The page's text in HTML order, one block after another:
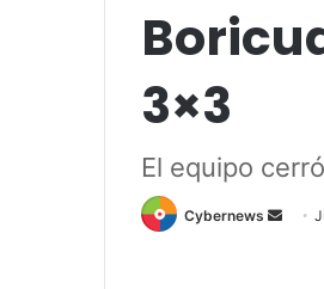
3×3
El equipo
Cybernews
Send